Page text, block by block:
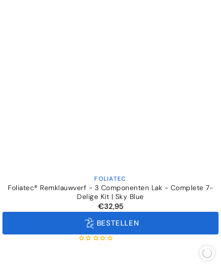
Verkoper:
FOLIATEC
Foliatec® Remklauwverf - 3 Componenten Lak - Complete 7-
Delige Kit | Sky Blue
Normale
€32,95
BESTELLEN